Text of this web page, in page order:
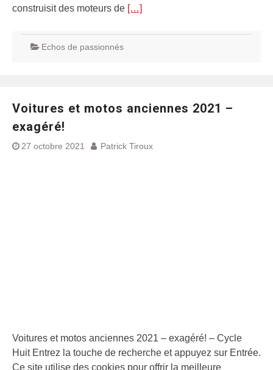
construisit des moteurs de […]
Echos de passionnés
Voitures et motos anciennes 2021 –
exagéré!
27 octobre 2021 Patrick Tiroux
Voitures et motos anciennes 2021 – exagéré! – Cycle
Huit Entrez la touche de recherche et appuyez sur Entrée.
Ce site utilise des cookies pour offrir la meilleure